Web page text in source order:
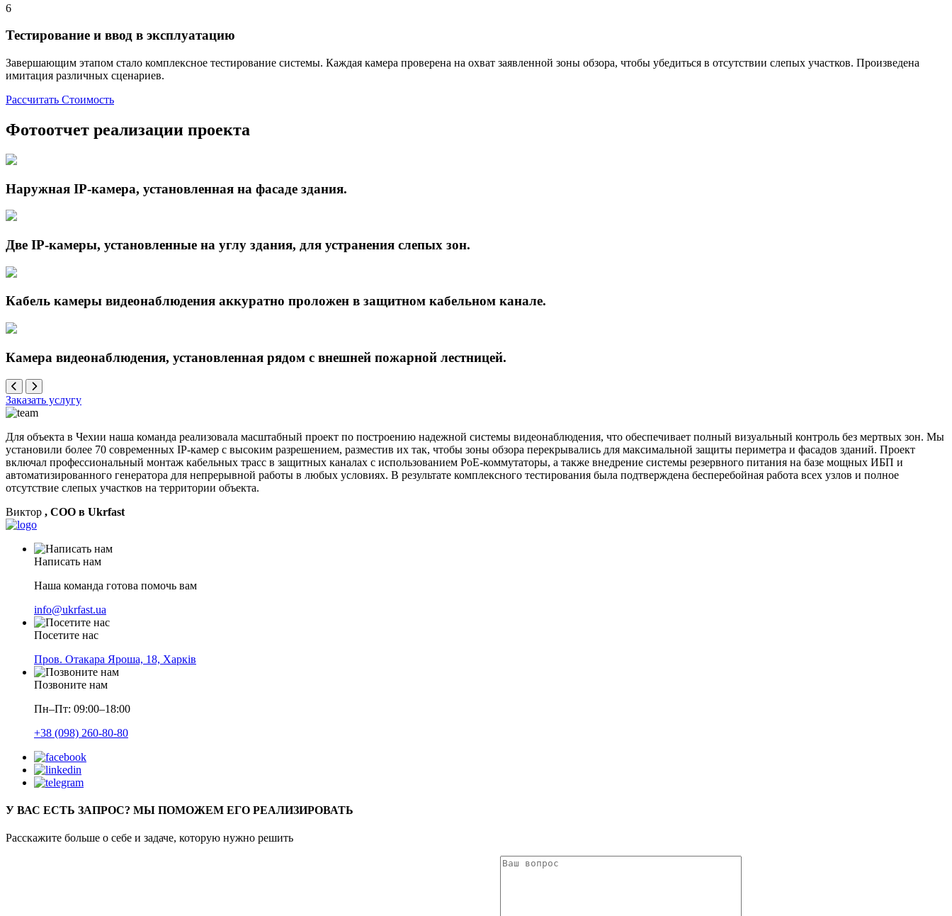
6
Тестирование и ввод в эксплуатацию
Завершающим этапом стало комплексное тестирование системы. Каждая камера проверена на охват заявленной зоны обзора, чтобы убедиться в отсутствии слепых участков. Произведена
имитация различных сценариев.
Рассчитать Стоимость
Фотоотчет реализации проекта
Наружная IP-камера, установленная на фасаде здания.
Две IP-камеры, установленные на углу здания, для устранения слепых зон.
Кабель камеры видеонаблюдения аккуратно проложен в защитном кабельном канале.
Камера видеонаблюдения, установленная рядом с внешней пожарной лестницей.
Заказать услугу
Для объекта в Чехии наша команда реализовала масштабный проект по построению надежной системы видеонаблюдения, что обеспечивает полный визуальный контроль без мертвых зон. Мы
установили более 70 современных IP-камер с высоким разрешением, разместив их так, чтобы зоны обзора перекрывались для максимальной защиты периметра и фасадов зданий. Проект
включал профессиональный монтаж кабельных трасс в защитных каналах с использованием PoE-коммутаторы, а также внедрение системы резервного питания на базе мощных ИБП и
автоматизированного генератора для непрерывной работы в любых условиях. В результате комплексного тестирования была подтверждена бесперебойная работа всех узлов и полное
отсутствие слепых участков на территории объекта.
Виктор , COO в Ukrfast
Написать нам
Наша команда готова помочь вам
info@ukrfast.ua
Посетите нас
Пров. Отакара Яроша, 18, Харків
Позвоните нам
Пн–Пт: 09:00–18:00
+38 (098) 260-80-80
У ВАС ЕСТЬ ЗАПРОС? МЫ ПОМОЖЕМ ЕГО РЕАЛИЗИРОВАТЬ
Расскажите больше о себе и задаче, которую нужно решить